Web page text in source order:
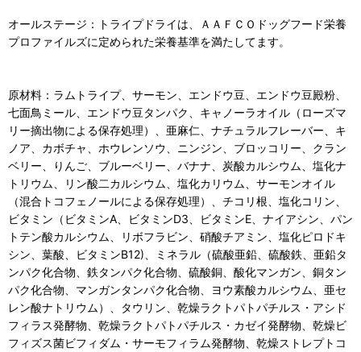
オールステージ：トライプドライは、ＡＡＦＣＯドッグフード栄養
プロファイルズに定められた栄養基準を満たしてます。
原材料：ラムトライプ、サーモン、エンドウ豆、エンドウ豆殿粉、
七面鳥ミール、エンドウ豆タンパク、キャノーラオイル（ローズマ
リー摘出物による保存処理）、亜麻仁、ナチュラルフレーバー、キ
ノア、カボチャ、ホウレンソウ、ニンジン、ブロッコリー、クラン
ベリー、りんご、ブルーベリー、バナナ、炭酸カルシウム、塩化ナ
トリウム、リン酸二カルシウム、塩化カリウム、サーモンオイル
（混合トコフェノールによる保存処理）、チコリ根、塩化コリン、
ビタミン（ビタミンA、ビタミンD3、ビタミンE、ナイアシン、パン
トテン酸カルシウム、リボフラビン、硝酸チアミン、塩化ピロドキ
シン、葉酸、ビタミンB12)、ミネラル（硫酸亜鉛、硫酸鉄、亜鉛タ
ンパク化合物、鉄タンパク化合物、硫酸銅、酸化マンガン、銅タン
パク化合物、マンガンタンパク化合物、ヨウ素酸カルシウム、亜セ
レン酸ナトリウム）、タウリン、乾燥ラクトパトパチルス・アシド
フィラス発酵物、乾燥ラクトパトパチルス・カゼイ発酵物、乾燥ビ
フィズス菌ビフィダム・サーモフィラム発酵物、乾燥ストレプトコ